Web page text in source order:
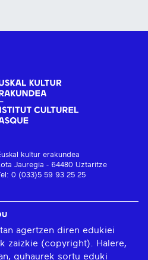
kultur erakundea
Jauregia - 64480 Uztaritze
0 (033)5 59 93 25 25
agertzen diren edukiei
zaizkie (copyright). Halere,
guhaurek sortu eduki